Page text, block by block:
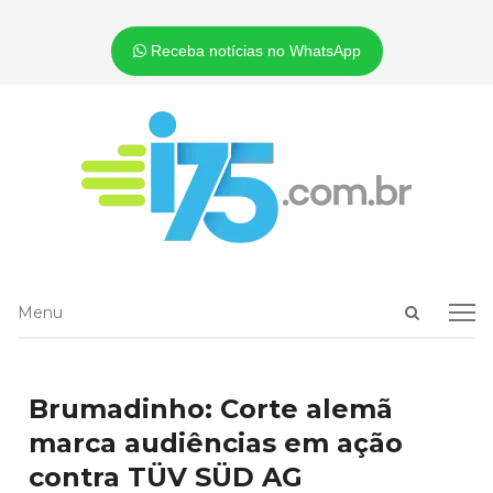
Receba notícias no WhatsApp
Open
Menu
Menu
Brumadinho: Corte alemã
marca audiências em ação
contra TÜV SÜD AG